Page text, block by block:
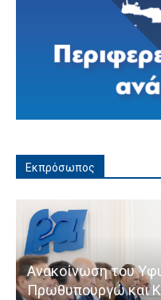
Εκπρόσωπος
Ανακοίνωση του
Πρωθυπουργώ και